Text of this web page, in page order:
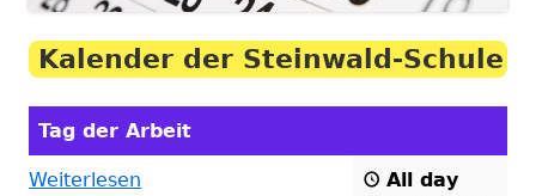
Kalender der Steinwald-Schule
Tag der Arbeit
All day
Weiterlesen